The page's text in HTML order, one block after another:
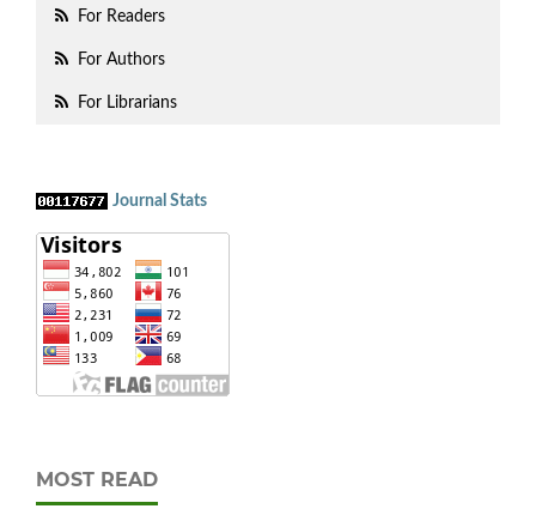
For Readers
For Authors
For Librarians
Journal Stats
MOST READ